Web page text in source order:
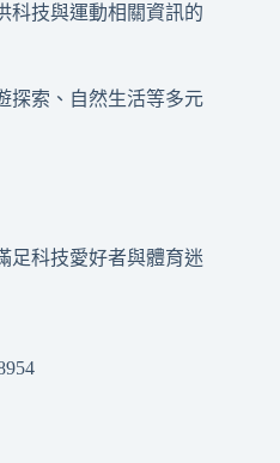
科技與運動相關資訊的
探索、自然生活等多元
足科技愛好者與體育迷